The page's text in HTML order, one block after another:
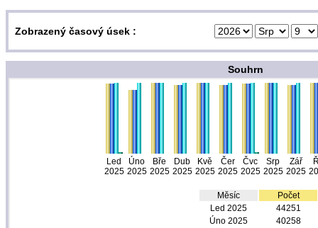
Zobrazený časový úsek :
Souhrn
Led
2025
Úno
2025
Bře
2025
Dub
2025
Kvě
2025
Čer
2025
Čvc
2025
Srp
2025
Zář
2025
Měsíc
Počet
Led 2025
44251
Úno 2025
40258